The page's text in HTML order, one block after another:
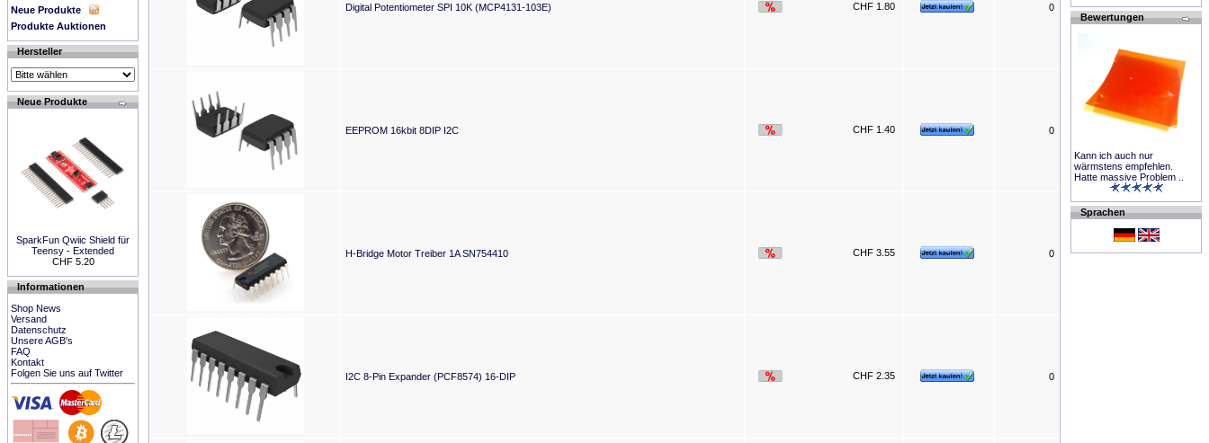
Neue Produkte
Produkte Auktionen
Hersteller
Neue Produkte
SparkFun Qwiic Shield für
Teensy - Extended
CHF 5.20
Informationen
Shop News
Versand
Datenschutz
Unsere AGB's
FAQ
Kontakt
Folgen Sie uns auf Twitter
Digital Potentiometer SPI 10K (MCP4131-103E) CHF 1.80 0
EEPROM 16kbit 8DIP I2C CHF 1.40 0
H-Bridge Motor Treiber 1A SN754410 CHF 3.55 0
I2C 8-Pin Expander (PCF8574) 16-DIP CHF 2.35 0
Bewertungen
Kann ich auch nur
wärmstens empfehlen.
Hatte massive Problem ..
Sprachen